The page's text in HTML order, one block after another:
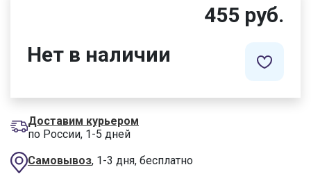
455 руб.
Нет в наличии
Доставим курьером
по России, 1-5 дней
Самовывоз, 1-3 дня, бесплатно